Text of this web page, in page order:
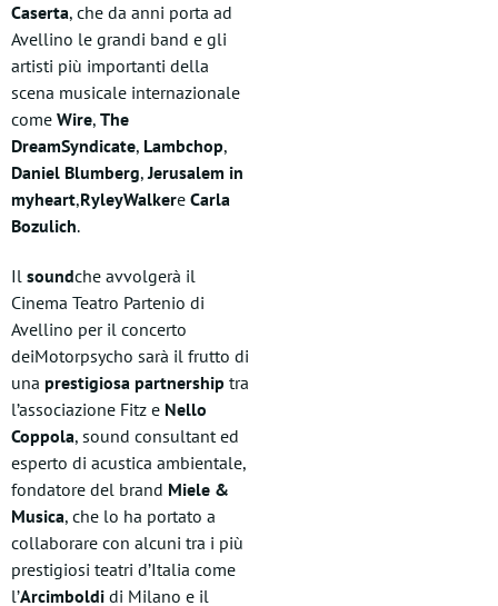
Caserta, che da anni porta ad
Avellino le grandi band e gli
artisti più importanti della
scena musicale internazionale
come Wire, The
DreamSyndicate, Lambchop,
Daniel Blumberg,Jerusalem in
myheart,RyleyWalkere Carla
Bozulich.
Il soundche avvolgerà il
Cinema Teatro Partenio di
Avellino per il concerto
deiMotorpsycho sarà il frutto di
una prestigiosa partnership tra
l’associazione Fitz e Nello
Coppola, sound consultant ed
esperto di acustica ambientale,
fondatore del brand Miele &
Musica, che lo ha portato a
collaborare con alcuni tra i più
prestigiosi teatri d’Italia come
l’Arcimboldi di Milano e il